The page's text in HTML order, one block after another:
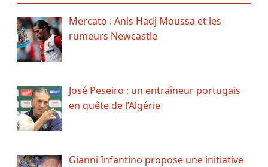
Mercato : Anis Hadj Moussa et les
rumeurs Newcastle
José Peseiro : un entraîneur portugais
en quête de l’Algérie
Gianni Infantino propose une initiative